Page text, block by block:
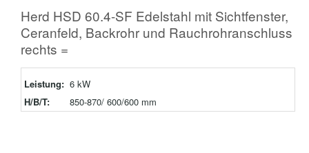
Herd HSD 60.4-SF Edelstahl mit Sichtfenster,
Ceranfeld, Backrohr und Rauchrohranschluss
rechts =
Leistung: 6 kW
H/B/T:
850-870/ 600/600 mm